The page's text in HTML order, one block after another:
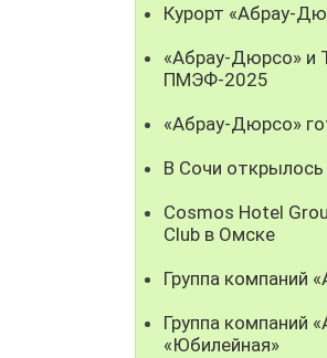
Курорт «Абрау-
«Абрау-Дюрсо» и
ПМЭФ-2025
«Абрау-Дюрсо»
В Сочи
Cosmos Hotel
Club в Омске
Группа компаний
Группа компаний
«Юбилейная»